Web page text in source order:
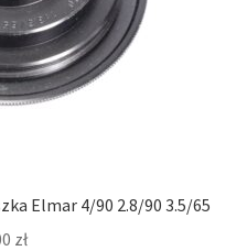
Elmar 4/90 2.8/90 3.5/65
zł